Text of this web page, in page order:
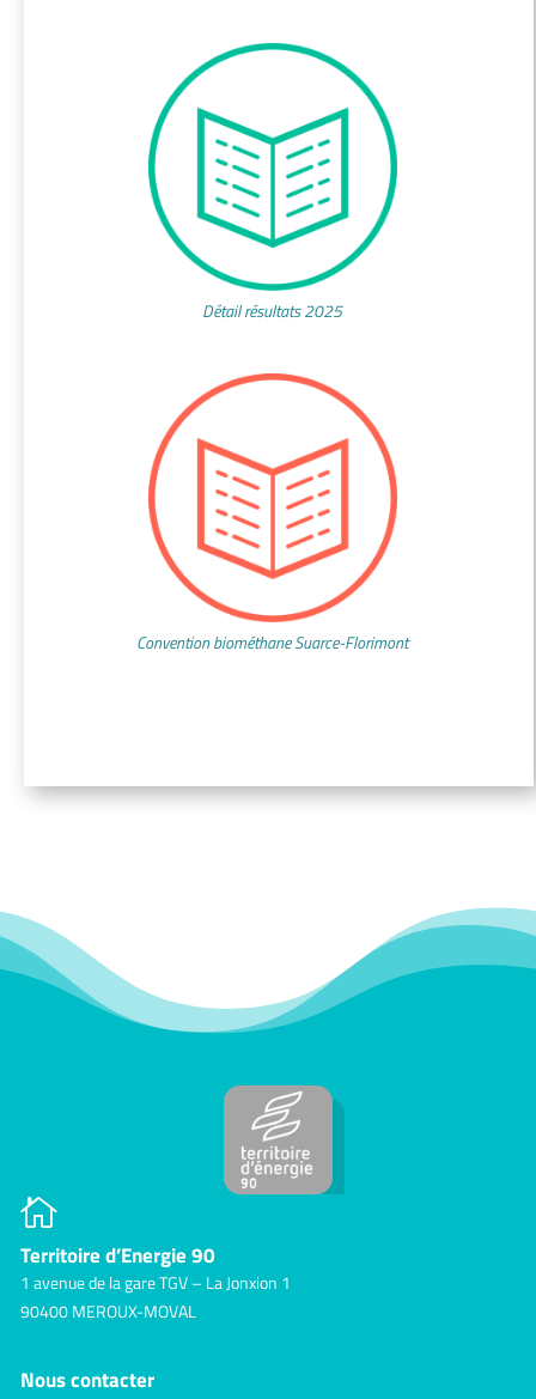
Détail résultats 2025
Convention biométhane Suarce-Florimont

Territoire d’Energie 90
1 avenue de la gare TGV – La Jonxion 1
90400 MEROUX-MOVAL
Nous contacter